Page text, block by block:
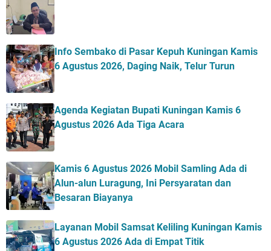
Info Sembako di Pasar Kepuh Kuningan Kamis
6 Agustus 2026, Daging Naik, Telur Turun
Agenda Kegiatan Bupati Kuningan Kamis 6
Agustus 2026 Ada Tiga Acara
Kamis 6 Agustus 2026 Mobil Samling Ada di
Alun-alun Luragung, Ini Persyaratan dan
Besaran Biayanya
Layanan Mobil Samsat Keliling Kuningan Kamis
6 Agustus 2026 Ada di Empat Titik